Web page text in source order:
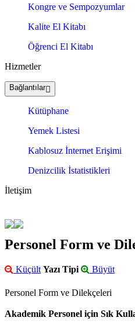
Kongre ve Sempozyumlar
Kalite El Kitabı
Öğrenci El Kitabı
Hizmetler
Bağlantılar
Kütüphane
Yemek Listesi
Kablosuz İnternet Erişimi
Denizcilik İstatistikleri
İletişim
Personel Form ve
Küçült Yazı Tipi Büyüt
Personel Form ve Dilekçeleri
Akademik Personel için Sık